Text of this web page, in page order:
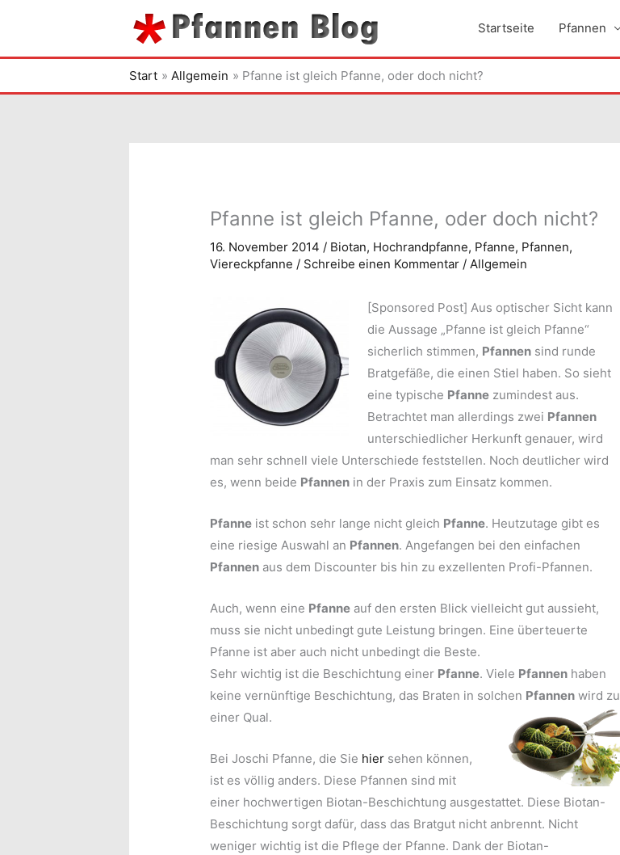
springen
Startseite Pfannen
Start Allgemein Pfanne ist gleich Pfanne, oder doch nicht?
Pfanne ist gleich Pfanne, oder doch nicht?
16. November 2014 / Biotan, Hochrandpfanne, Pfanne, Pfannen,
Viereckpfanne / Schreibe einen Kommentar /Allgemein
[Sponsored Post] Aus optischer Sicht kann
die Aussage „Pfanne ist gleich Pfanne“
sicherlich stimmen, Pfannensind runde
Bratgefäße, die einen Stiel haben. So sieht
eine typische Pfannezumindest aus.
Betrachtet man allerdings zwei Pfannen
unterschiedlicher Herkunft genauer, wird
man sehr schnell viele Unterschiede feststellen. Noch deutlicher wird
es, wenn beide Pfannen in der Praxis zum Einsatz kommen.
Pfanne ist schon sehr lange nicht gleich Pfanne. Heutzutage gibt es
eine riesige Auswahl an Pfannen. Angefangen bei den einfachen
Pfannen aus dem Discounter bis hin zu exzellenten Profi-Pfannen.
Auch, wenn eine Pfanne auf den ersten Blick vielleicht gut aussieht,
muss sie nicht unbedingt gute Leistung bringen. Eine überteuerte
Pfanne ist aber auch nicht unbedingt die Beste.
Sehr wichtig ist die Beschichtung einer Pfanne. Viele Pfannen haben
keine vernünftige Beschichtung, das Braten in solchen Pfannen wird zu
einer Qual.
Bei Joschi Pfanne, die Sie hier sehen können,
ist es völlig anders. Diese Pfannen sind mit
einer hochwertigen Biotan-Beschichtung ausgestattet. Diese Biotan-
Beschichtung sorgt dafür, dass das Bratgut nicht anbrennt. Nicht
weniger wichtig ist die Pflege der Pfanne. Dank der Biotan-